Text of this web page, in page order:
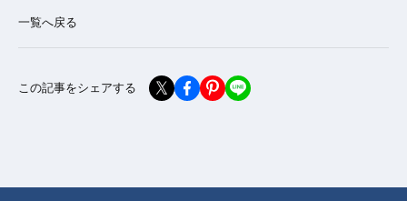
一覧へ戻る
この記事をシェアする